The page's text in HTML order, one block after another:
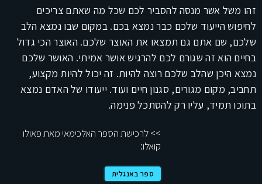
זהו משל אשר מנסה להסביר לכם שכל מה שאתם צריכים
לחיפוש הייעוד שלכם כבר נמצא בכם. במקום שבו נמצא הלב
שלכם, שם אתם גם תמצאו את האוצר שלכם. האוצר הכי גדול
בחיים הוא זה שגורם לכם להרגיש אושר אמיתי. האושר שלכם
נמצא היכן שהלב שלכם רוצה להיות. זה יכול להיות מקצוע,
תחביב, מקום מגורים, סגנון חיים ועוד. ייעודו של האדם נמצא
בתוכו תמיד, עליו רק להסתכל פנימה.
>> לרכישת הספר האלכימאי מאת פאולו
קואלו:
ספר באנגלית